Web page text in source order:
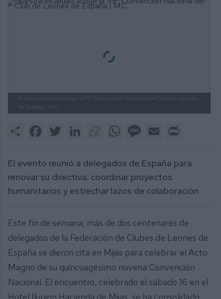
Nuestra localidad acoge la 59ª Convención Nacional del Club de Leones
de España
| M.C.
Share FacebookTwitter LinkedInMeneameWhatsAppMessage
Email
El evento reunió a delegados de España para
renovar su directiva, coordinar proyectos
humanitarios y estrechar lazos de colaboración
Este fin de semana, más de dos centenares de
delegados de la Federación de Clubes de Leones de
España se dieron cita en Mijas para celebrar el Acto
Magno de su quincuagésimo novena Convención
Nacional. El encuentro, celebrado el sábado 16 en el